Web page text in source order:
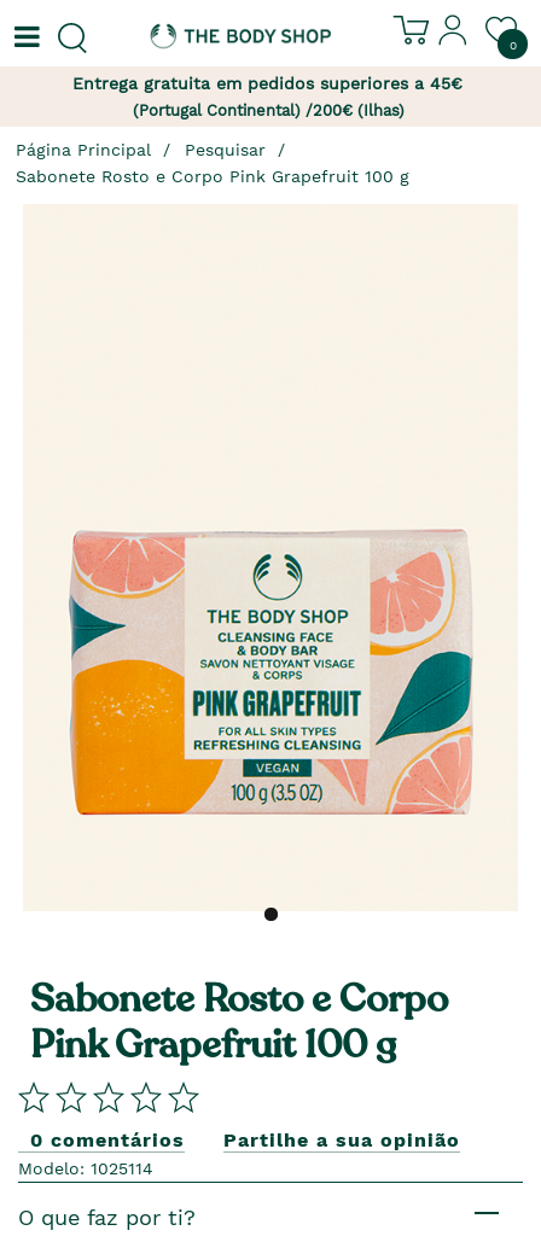
0
Entrega gratuita em pedidos superiores a 45€
(Portugal Continental) /200€ (Ilhas)
Página Principal
Pesquisar
Sabonete Rosto e Corpo Pink Grapefruit 100 g
Sabonete Rosto e Corpo
Pink Grapefruit 100 g
0 comentários Partilhe a sua opinião
Modelo: 1025114
O que faz por ti?